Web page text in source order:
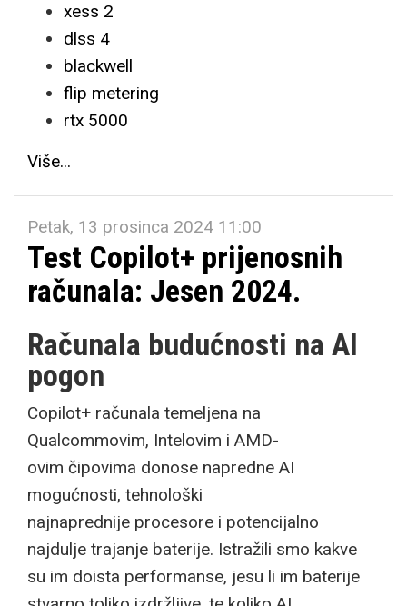
xess 2
dlss 4
blackwell
flip metering
rtx 5000
Više...
Petak, 13 prosinca 2024 11:00
Test Copilot+ prijenosnih
računala: Jesen 2024.
Računala budućnosti na AI
pogon
Copilot+ računala temeljena na
Qualcommovim, Intelovim i AMD-
ovim čipovima donose napredne AI
mogućnosti, tehnološki
najnaprednije procesore i potencijalno
najdulje trajanje baterije. Istražili smo kakve
su im doista performanse, jesu li im baterije